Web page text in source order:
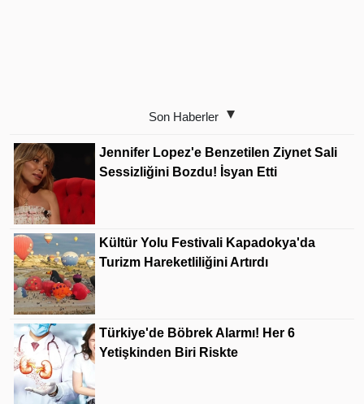
Son Haberler
Jennifer Lopez'e Benzetilen Ziynet Sali
Sessizliğini Bozdu! İsyan Etti
Kültür Yolu Festivali Kapadokya'da
Turizm Hareketliliğini Artırdı
Türkiye'de Böbrek Alarmı! Her 6
Yetişkinden Biri Riskte